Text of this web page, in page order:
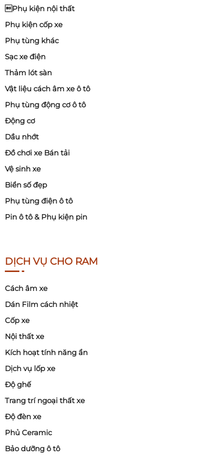
Phụ kiện nội thất
Phụ kiện cốp xe
Phụ tùng khác
Sạc xe điện
Thảm lót sàn
Vật liệu cách âm xe ô tô
Phụ tùng động cơ ô tô
Động cơ
Dầu nhớt
Đồ chơi xe Bán tải
Vệ sinh xe
Biển số đẹp
Phụ tùng điện ô tô
Pin ô tô & Phụ kiện pin
DỊCH VỤ CHO RAM
Cách âm xe
Dán Film cách nhiệt
Cốp xe
Nội thất xe
Kích hoạt tính năng ẩn
Dịch vụ lốp xe
Độ ghế
Trang trí ngoại thất xe
Độ đèn xe
Phủ Ceramic
Bảo dưỡng ô tô